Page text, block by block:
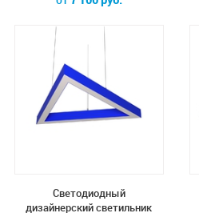
Cветодиодный
дизайнерский светильник